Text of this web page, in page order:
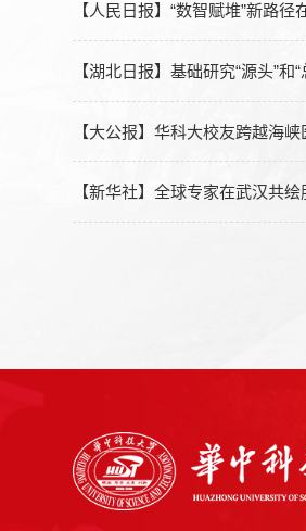
【人民日报】“数智赋堆”新路
【湖北日报】基础研究“源头”
【大公报】华科大校友跨越海
【新华社】全球专家在武汉共
邮箱登录 信息公开 校